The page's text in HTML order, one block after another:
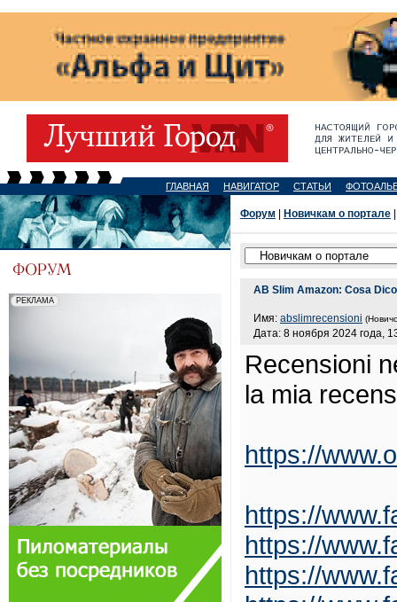
ГЛАВНАЯ НАВИГАТОР СТАТЬИ
Форум Новичкам о портале
AB Slim Amazon: Cosa
Имя: abslimrecensioni
Дата: 8 ноября 2024 года,
Recensioni
la mia
https://
https://
https://
https://